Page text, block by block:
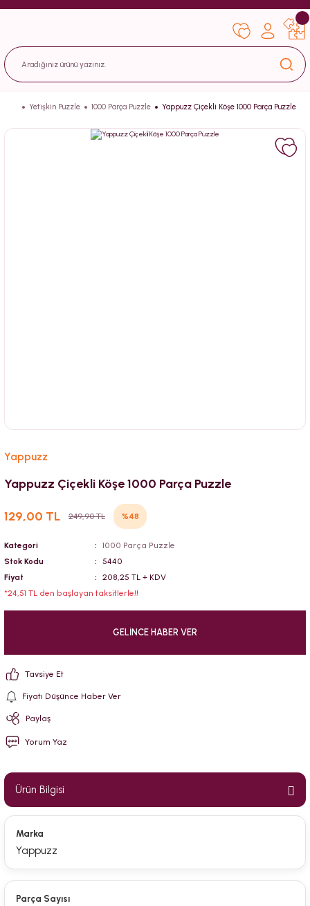
Yetişkin Puzzle 1000 Parça Puzzle Yappuzz Çiçekli Köşe 1000 Parça Puzzle
Yappuzz
Yappuzz Çiçekli Köşe 1000 Parça Puzzle
129,00 TL 249,90 TL %48
Kategori
1000 Parça Puzzle
Stok Kodu
5440
Fiyat
208,25 TL + KDV
*24,51 TL den başlayan taksitlerle!!
GELINCE HABER VER
Tavsiye Et
Fiyatı Düşünce Haber Ver
Paylaş
Yorum Yaz
Ürün Bilgisi
Marka
Yappuzz
Parça Sayısı